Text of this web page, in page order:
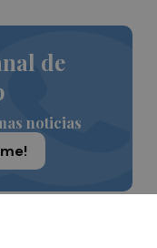
de
noticias